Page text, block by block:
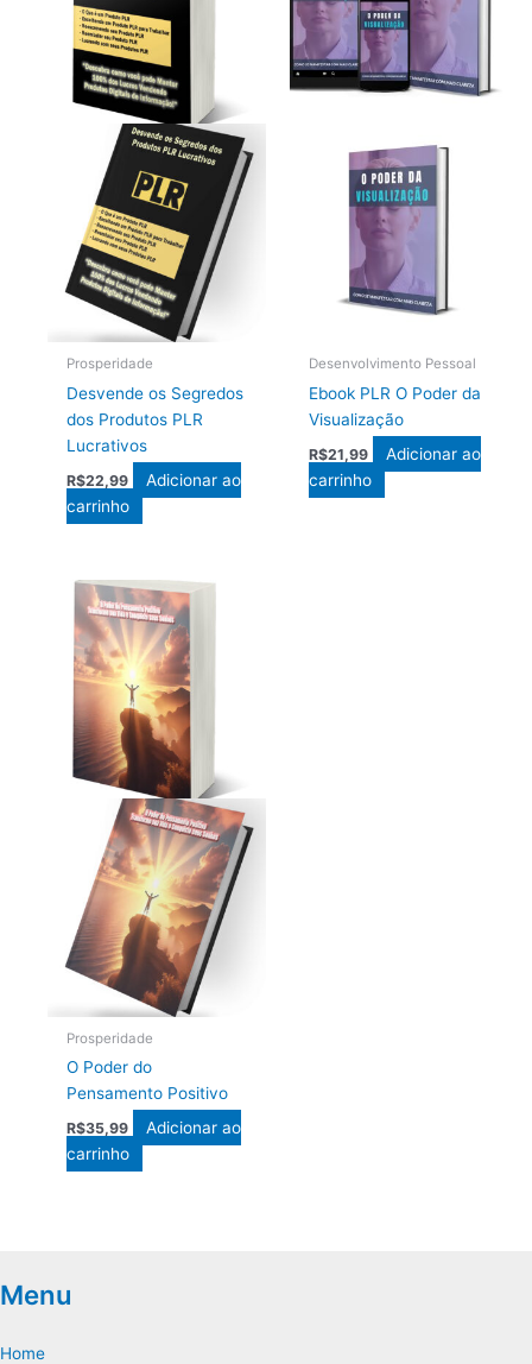
Prosperidade
Desvende os Segredos
dos Produtos PLR
Lucrativos
R$22,99
Adicionar ao
carrinho
Desenvolvimento Pessoal
Ebook PLR O Poder da
Visualização
R$21,99
Adicionar ao
carrinho
Prosperidade
O Poder do
Pensamento Positivo
R$35,99
Adicionar ao
carrinho
Menu
Home